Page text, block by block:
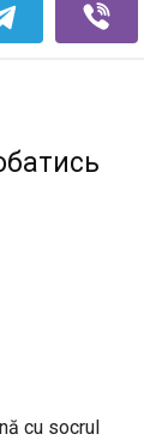
cu socrul